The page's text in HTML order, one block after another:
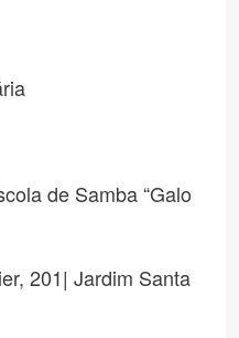
de Samba “Galo
201| Jardim Santa